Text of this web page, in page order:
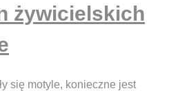
żywicielskich
się motyle, konieczne jest